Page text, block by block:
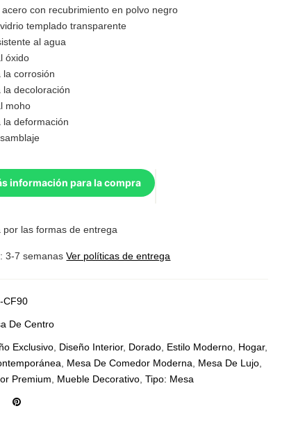
con recubrimiento en polvo negro
templado transparente
al agua
óxido
la corrosión
la decoloración
moho
la deformación
información para la compra
por las formas de entrega
3-7 semanasVer políticas de entrega
CF90
De Centro
Exclusivo Diseño Interior, Dorado Estilo Moderno Hogar,
Mesa De Comedor Moderna Mesa De Lujo
Premium
Mueble Decorativo ,Tipo: Mesa